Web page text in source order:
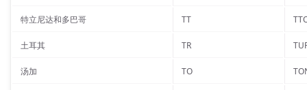
特立尼达和多巴哥 TT
土耳其 TR
汤加 TO